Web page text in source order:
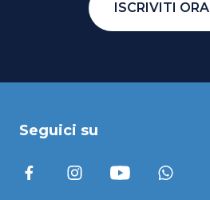
ISCRIVITI ORA
Seguici su